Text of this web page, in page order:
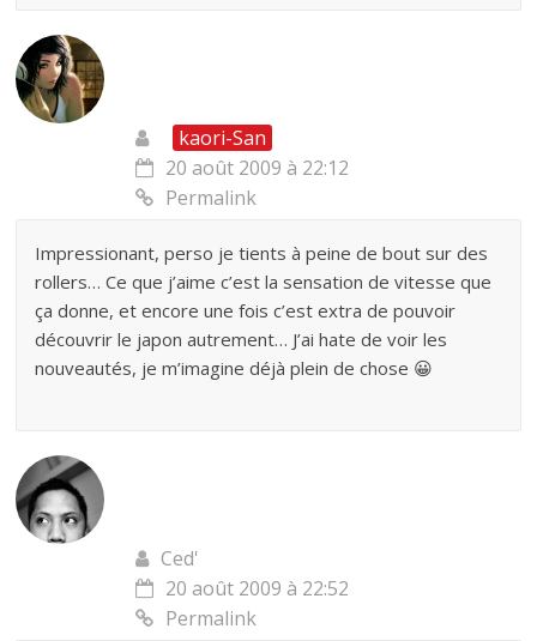
kaori-San
20 août 2009 à 22:12
Permalink
Impressionant, perso je tients à peine de bout sur des
rollers… Ce que j’aime c’est la sensation de vitesse que
ça donne, et encore une fois c’est extra de pouvoir
découvrir le japon autrement… J’ai hate de voir les
nouveautés, je m’imagine déjà plein de chose 😀
Ced'
20 août 2009 à 22:52
Permalink